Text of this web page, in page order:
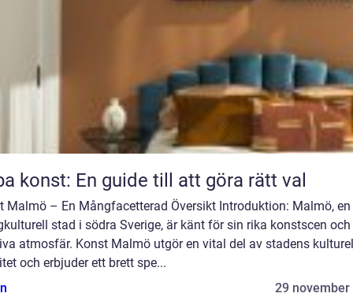
konst: En guide till att göra rätt val
Malmö – En Mångfacetterad Översikt Introduktion: Malmö, en
stad i södra Sverige, är känt för sin rika konstscen och
atmosfär. Konst Malmö utgör en vital del av stadens
och erbjuder ett brett spe...
29 november